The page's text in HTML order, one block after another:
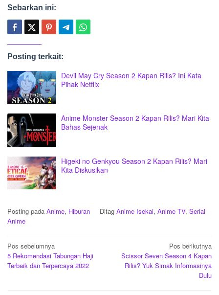
Sebarkan ini:
Posting terkait:
Devil May Cry Season 2 Kapan Rilis? Ini Kata
Pihak Netflix
Anime Monster Season 2 Kapan Rilis? Mari Kita
Bahas Sejenak
Higeki no Genkyou Season 2 Kapan Rilis? Mari
Kita Diskusikan
Posting pada Anime, Hiburan Ditag Anime Isekai, Anime TV, Serial
Anime
Navigasi
pos
Pos sebelumnya
5 Rekomendasi Tabungan Haji
Terbaik dan Terpercaya 2022
Pos berikutnya
Scissor Seven Season 4 Kapan
Rilis? Yuk Simak Informasinya
Dulu